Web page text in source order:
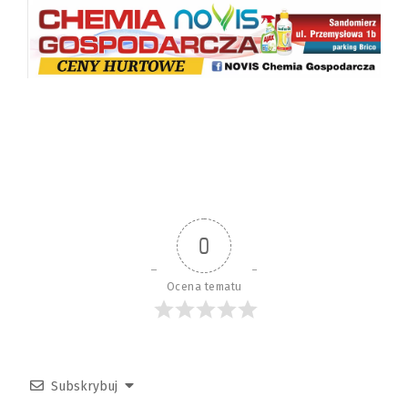
0
Ocena tematu
Subskrybuj